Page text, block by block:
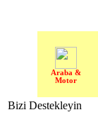
Araba &
Motor
Bizi Destekleyin